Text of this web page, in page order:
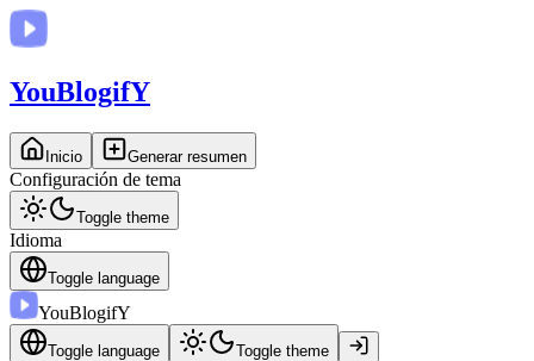
YouBlogifY
Inicio Generar resumen
Configuración de tema
Toggle theme
Idioma
Toggle language
YouBlogifY
Toggle language Toggle theme